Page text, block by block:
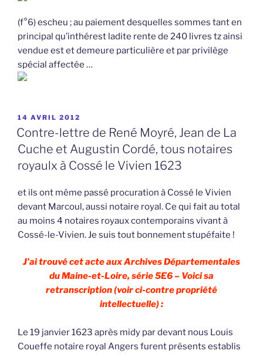
(f°6) escheu ; au paiement desquelles sommes tant en
principal qu’inthérest ladite rente de 240 livres tz ainsi
vendue est et demeure particulière et par privilège
spécial affectée …
PUBLIÉ
LE
14 AVRIL 2012
Contre-lettre de René Moyré, Jean de La
Cuche et Augustin Cordé, tous notaires
royaulx à Cossé le Vivien 1623
et ils ont même passé procuration à Cossé le Vivien
devant Marcoul, aussi notaire royal. Ce qui fait au total
au moins 4 notaires royaux contemporains vivant à
Cossé-le-Vivien. Je suis tout bonnement stupéfaite !
J’ai trouvé cet acte aux Archives Départementales
du Maine-et-Loire, série 5E6 – Voici sa
retranscription (voir ci-contre propriété
intellectuelle) :
Le 19 janvier 1623 après midy par devant nous Louis
Coueffe notaire royal Angers furent présents establis